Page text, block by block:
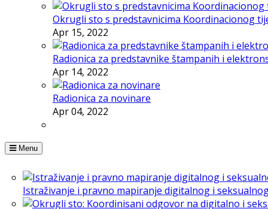
Okrugli sto s predstavnicima Koordinacionog
Apr 15, 2022
Radionica za predstavnike štampanih i
Apr 14, 2022
Radionica za novinare
Apr 04, 2022
Istraživanje i pravno mapiranje digitalnog i
Menu